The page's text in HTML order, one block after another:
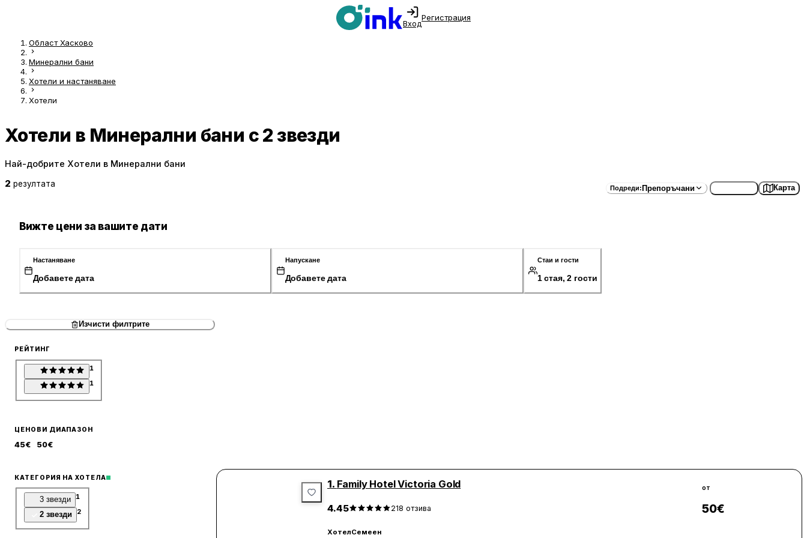
Вход
Регистрация
Област Хасково
Минерални бани
Хотели и настаняване
Хотели
Хотели в Минерални бани с 2 звезди
Най-добрите Хотели в Минерални бани
2 резултата Подреди:Препоръчани Карта
Вижте цени за вашите дати
Настаняване
Добавете дата
Напускане
Добавете дата
Стаи и гости
1 стая, 2 гости
Изчисти филтрите
РЕЙТИНГ
1
1
ЦЕНОВИ ДИАПАЗОН
45€ 50€
КАТЕГОРИЯ НА ХОТЕЛА
3 звезди 1
2 звезди 2
1. Family Hotel Victoria Gold
4.45 218 отзива
ХотелСемеен
от
50€